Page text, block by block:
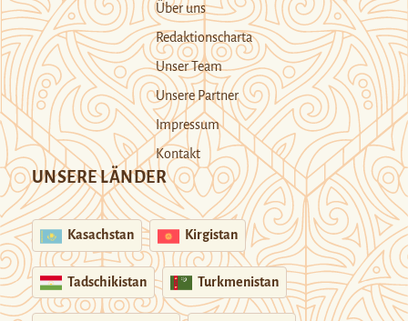
Über uns
Redaktionscharta
Unser Team
Unsere Partner
Impressum
Kontakt
UNSERE LÄNDER
Kasachstan Kirgistan
Tadschikistan Turkmenistan